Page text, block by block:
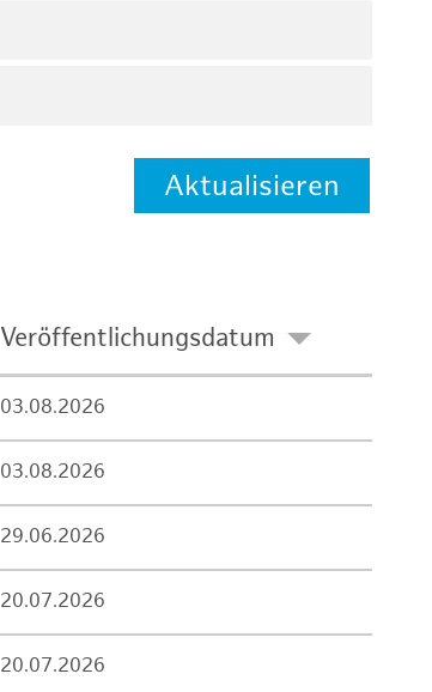
Aktualisieren
Veröffentlichungsdatum
03.08.2026
03.08.2026
29.06.2026
20.07.2026
20.07.2026